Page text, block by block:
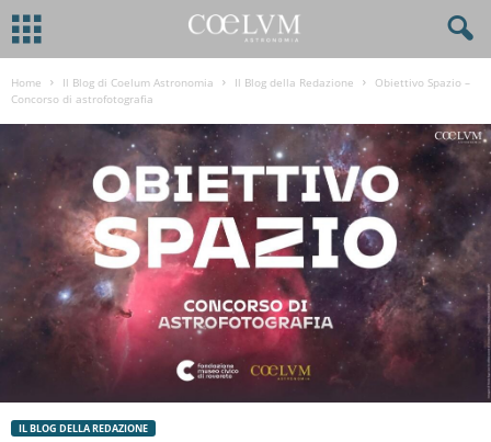
Home Il Blog di Coelum Astronomia Il Blog della Redazione
Obiettivo Spazio –
Concorso di astrofotografia
IL BLOG DELLA REDAZIONE